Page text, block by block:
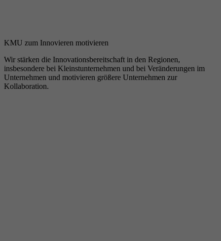
KMU zum Innovieren motivieren
Wir stärken die Innovationsbereitschaft in den Regionen,
insbesondere bei Kleinstunternehmen und bei Veränderungen im
Unternehmen und motivieren größere Unternehmen zur
Kollaboration.